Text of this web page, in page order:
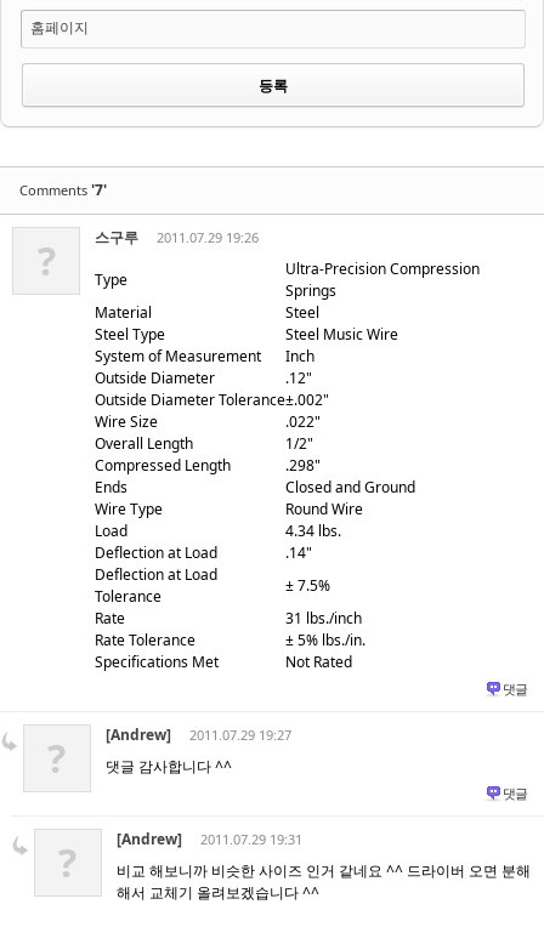
홈페이지
Comments '7'
? 스구루 2011.07.29 19:26
Type
Ultra-Precision Compression
Springs
Material
Steel
Steel Type
Steel Music Wire
System of Measurement
Inch
Outside Diameter
.12"
Outside Diameter Tolerance±.002"
Wire Size
.022"
Overall Length
1/2"
Compressed Length
.298"
Ends
Closed and Ground
Wire Type
Round Wire
Load
4.34 lbs.
Deflection at Load
.14"
Deflection at Load
Tolerance
± 7.5%
Rate
31 lbs./inch
Rate Tolerance
± 5% lbs./in.
Specifications Met
Not Rated
댓글
? [Andrew] 2011.07.29 19:27
댓글 감사합니다 ^^
댓글
? [Andrew] 2011.07.29 19:31
비교 해보니까 비슷한 사이즈 인거 같네요 ^^ 드라이버 오면 분해
해서 교체기 올려보겠습니다 ^^